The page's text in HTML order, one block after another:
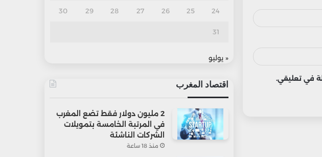
في تعليقي.
24
25
26
27
28
29
30
31
« يوليو
اقتصاد المغرب
2 مليون دولار فقط تضع المغرب
في المرتبة الخامسة بتمويلات
الشركات الناشئة
منذ 18 ساعة